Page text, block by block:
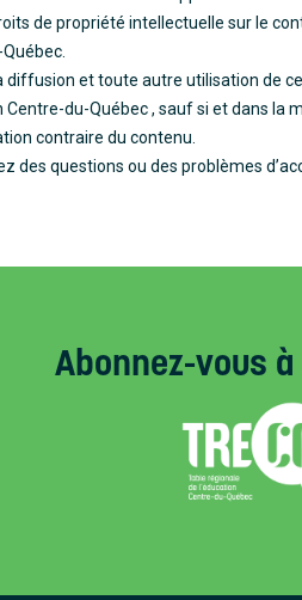
de propriété intellectuelle sur le
diffusion et toute autre utilisation de
Centre-du-Québec , sauf si et dans
contraire du contenu.
des questions ou des problèmes
Abonnez-vous